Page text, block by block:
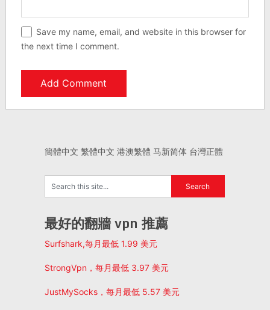
Save my name, email, and website in this browser for
the next time I comment.
簡體中文 繁體中文 港澳繁體 马新简体 台灣正體
最好的翻牆 vpn 推薦
Surfshark,每月最低 1.99 美元
StrongVpn，每月最低 3.97 美元
JustMySocks，每月最低 5.57 美元